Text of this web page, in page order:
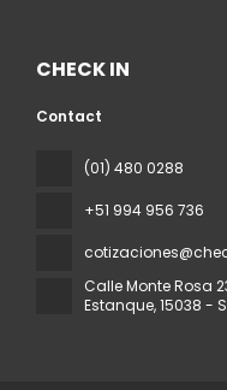
CHECK IN
Contact
(01) 480 0288
+51 994 956 736
Calle Monte Rosa
Estanque, 15038 -